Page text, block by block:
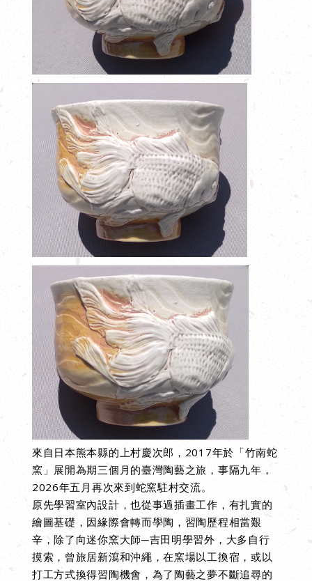
來自日本熊本縣的上村慶次郎，2017年於「竹南蛇
窯」展開為期三個月的臺灣陶藝之旅 ， 事隔九年，
2026年五月再次來到蛇窯駐村交流。
原先學習室內設計，也從事過插畫工作，有扎實的
繪圖基礎，因緣際會轉而學陶，習陶歷程相當艱
辛，除了向迷你窯大師─吉田明學習外，大多自行
摸索，曾旅居新瀉和沖繩，在窯場以工換宿，或以
打工方式換得習陶機會， 為了陶藝之夢不斷追尋的